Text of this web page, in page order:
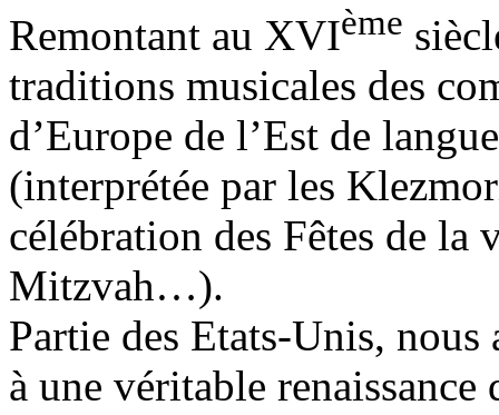
Remontant au XVIème
traditions musicales des
d’Europe de l’Est de
(interprétée par les
célébration des Fêtes de
Mitzvah…).
Partie des Etats-Unis, nous
à une véritable renaissance